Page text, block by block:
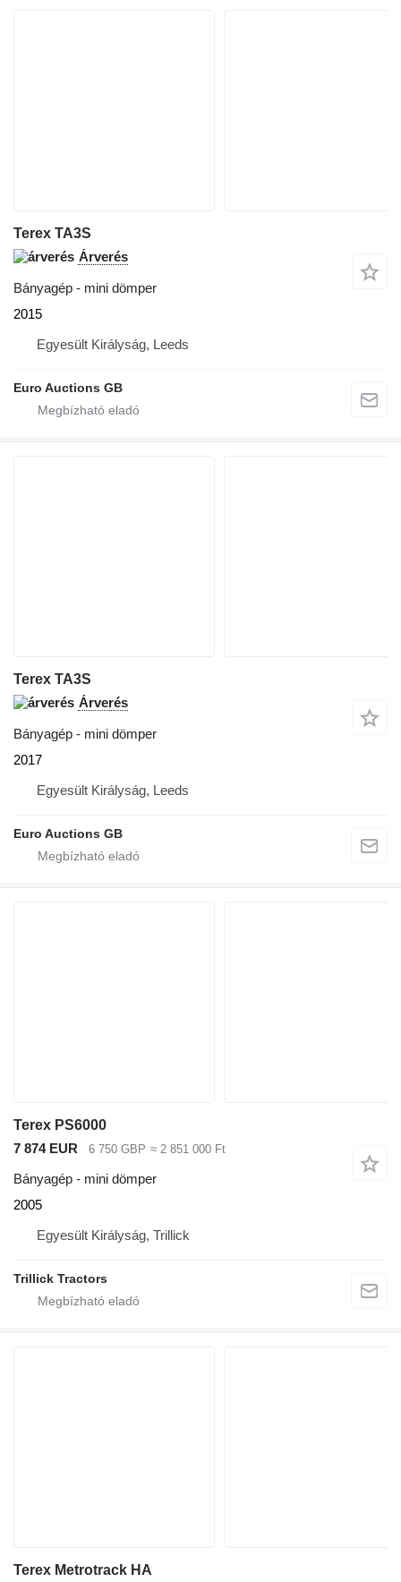
Terex TA3S
Árverés
Bányagép - mini dömper
2015
Egyesült Királyság, Leeds
Euro Auctions GB
Terex TA3S
Árverés
Bányagép - mini dömper
2017
Egyesült Királyság, Leeds
Euro Auctions GB
Terex PS6000
7 874 EUR
6 750 GBP ≈ 2 851 000 Ft
Bányagép - mini dömper
2005
Egyesült Királyság, Trillick
Trillick Tractors
Terex Metrotrack HA